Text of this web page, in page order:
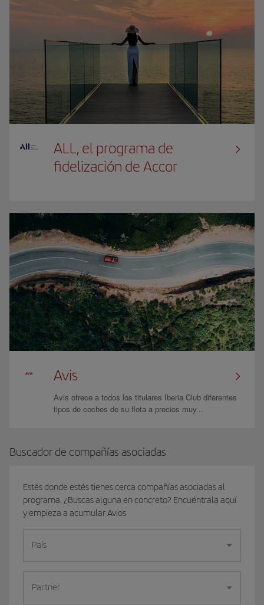
ALL, el programa de
fidelización de Accor
Avis
Avis ofrece a todos los titulares Iberia Club diferentes
tipos de coches de su flota a precios muy...
Buscador de compañías asociadas
Estés donde estés tienes cerca compañías asociadas al
programa. ¿Buscas alguna en concreto? Encuéntrala aquí
y empieza a acumular Avios
País
Partner